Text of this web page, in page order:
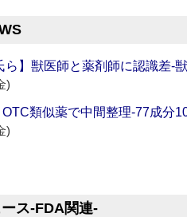
ら】獣医師と薬剤師に認識差‐
)
OTC類似薬で中間整理‐77成分
)
ス‐FDA関連‐